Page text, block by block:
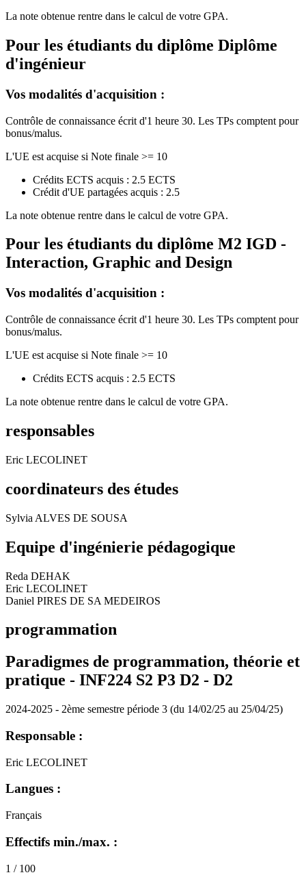
La note obtenue rentre dans le calcul de votre GPA.
Pour les étudiants du diplôme Diplôme
d'ingénieur
Vos modalités d'acquisition :
Contrôle de connaissance écrit d'1 heure 30. Les TPs comptent pour
bonus/malus.
L'UE est acquise si Note finale >= 10
Crédits ECTS acquis : 2.5 ECTS
Crédit d'UE partagées acquis : 2.5
La note obtenue rentre dans le calcul de votre GPA.
Pour les étudiants du diplôme M2 IGD -
Interaction, Graphic and Design
Vos modalités d'acquisition :
Contrôle de connaissance écrit d'1 heure 30. Les TPs comptent pour
bonus/malus.
L'UE est acquise si Note finale >= 10
Crédits ECTS acquis : 2.5 ECTS
La note obtenue rentre dans le calcul de votre GPA.
responsables
Eric LECOLINET
coordinateurs des études
Sylvia ALVES DE SOUSA
Equipe d'ingénierie pédagogique
Reda DEHAK
Eric LECOLINET
Daniel PIRES DE SA MEDEIROS
programmation
Paradigmes de programmation, théorie et
pratique - INF224 S2 P3 D2 - D2
2024-2025 - 2ème semestre période 3 (du 14/02/25 au 25/04/25)
Responsable :
Eric LECOLINET
Langues :
Français
Effectifs min./max. :
1 / 100